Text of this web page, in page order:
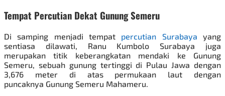
Tempat Percutian Dekat Gunung Semeru
Di samping menjadi tempat percutian Surabaya
yang
sentiasa dilawati, Ranu Kumbolo Surabaya juga
merupakan titik keberangkatan mendaki ke Gunung
Semeru, sebuah gunung tertinggi di Pulau Jawa dengan
3,676 meter di atas permukaan laut dengan
puncaknya Gunung Semeru Mahameru.